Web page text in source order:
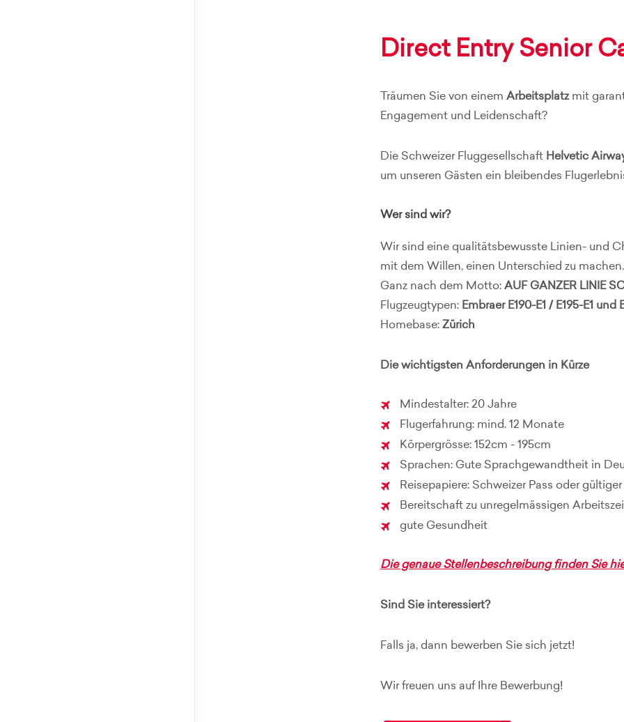
Direct Entry Senior
Träumen Sie von einem Arbeitsplatz mit
Engagement und Leidenschaft?
Die Schweizer Fluggesellschaft Helvetic
um unseren Gästen ein bleibendes
Wer sind wir?
Wir sind eine qualitätsbewusste Linien- und
mit dem Willen, einen Unterschied zu machen.
Ganz nach dem Motto: AUF GANZER LINIE
Flugzeugtypen: Embraer E190-E1 / E195-E1 und
Homebase: Zürich
Die wichtigsten Anforderungen in Kürze
Mindestalter: 20 Jahre
Flugerfahrung: mind. 12 Monate
Körpergrösse: 152cm - 195cm
Sprachen: Gute Sprachgewandtheit in
Reisepapiere: Schweizer Pass oder
Bereitschaft zu unregelmässigen
gute Gesundheit
Die genaue Stellenbeschreibung finden Sie
Sind Sie interessiert?
Falls ja, dann bewerben Sie sich jetzt!
Wir freuen uns auf Ihre Bewerbung!